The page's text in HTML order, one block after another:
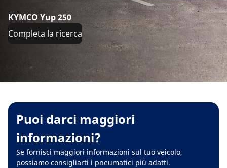
KYMCO Yup 250
Completa la ricerca
Puoi darci maggiori
informazioni?
Se fornisci maggiori informazioni sul tuo veicolo,
possiamo consigliarti i pneumatici più adatti.